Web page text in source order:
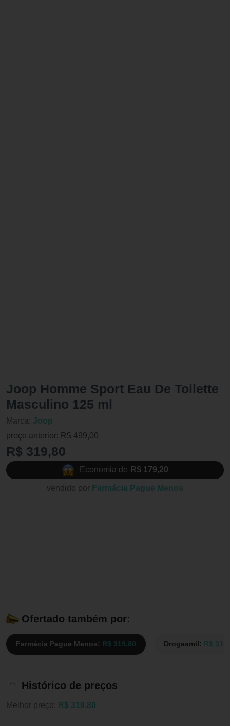
Joop Homme Sport Eau De Toilette
Masculino 125 ml
Marca: Joop
preço anterior: R$ 499,00
R$ 319,80
Economia de R$ 179,20
vendido por Farmácia Pague Menos
Ofertado também por:
Farmácia Pague Menos: R$ 319,80 Drogasmil: R$
Histórico de preços
Melhor preço: R$ 319,80